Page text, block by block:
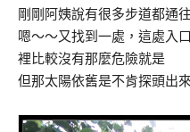
剛剛阿姨說有很多步道都通
嗯～～又找到一處，這處入
裡比較沒有那麼危險就是
但那太陽依舊是不肯探頭出來